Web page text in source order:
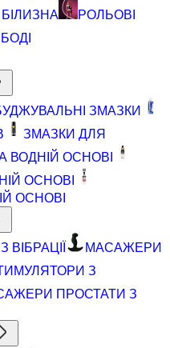
РОЛЬОВІ
ЗМАЗКИ
ЗМАЗКИ ДЛЯ
ВОДНІЙ ОСНОВІ
ОСНОВІ
ОСНОВІ
МАСАЖЕРИ
З
ПРОСТАТИ З